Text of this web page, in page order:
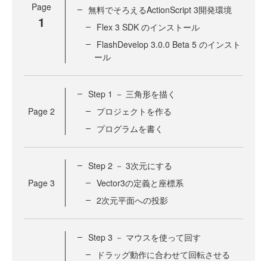
Page
1
無料でそろえるActionScript 3開発環境
Flex 3 SDK のインストール
FlashDevelop 3.0.0 Beta 5 のインスト
ール
Page 2
Step 1 － 三角形を描く
プロジェクトを作る
プログラムを書く
Page 3
Step 2 － 3次元にする
Vector3の定義と座標系
2次元平面への投影
Step 3 － マウスを使って回す
ドラッグ動作に合わせて回転させる